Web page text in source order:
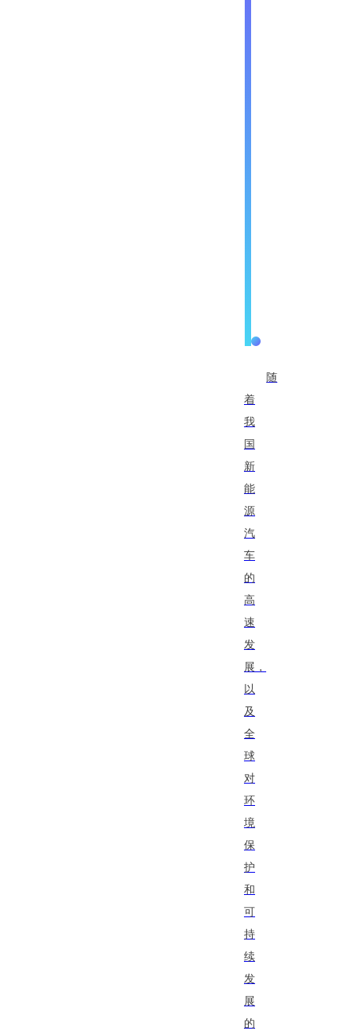
随
着
我
国
新
能
源
汽
车
的
高
速
发
展，
以
及
全
球
对
环
境
保
护
和
可
持
续
发
展
的